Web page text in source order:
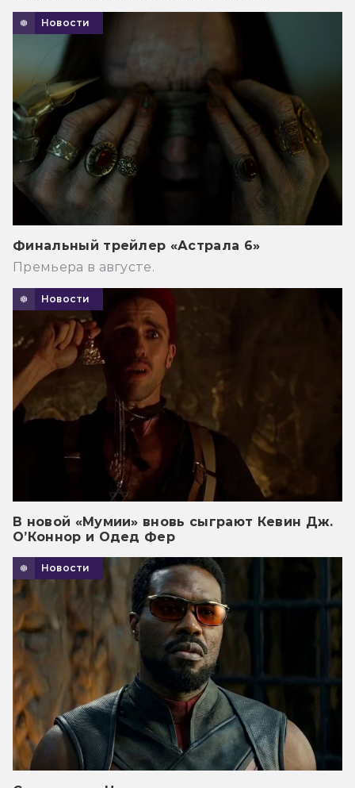
Новости
Финальный трейлер «Астрала 6»
Премьера в августе.
Новости
В новой «Мумии» вновь сыграют Кевин Дж.
О’Коннор и Одед Фер
Новости